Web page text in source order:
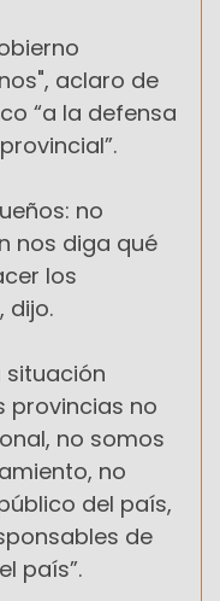
aclaro de
“a la defensa
no
nos diga qué
los
dijo.
situación
provincias no
no somos
no
del país,
de
país”.